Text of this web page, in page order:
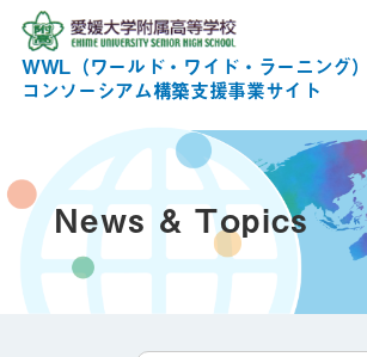
WWL（ワールド・ワイド・ラーニング）
コンソーシアム構築支援事業サイト
News & Topics